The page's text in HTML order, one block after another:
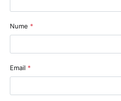
Nume *
Email *